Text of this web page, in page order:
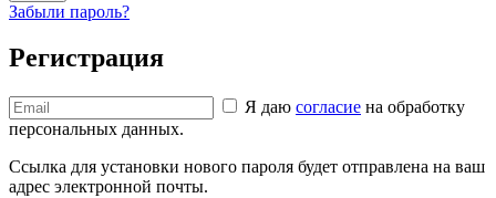
Забыли пароль?
Регистрация
Я даю согласие на обработку
персональных данных.
Ссылка для установки нового пароля будет отправлена ​​на ваш
адрес электронной почты.